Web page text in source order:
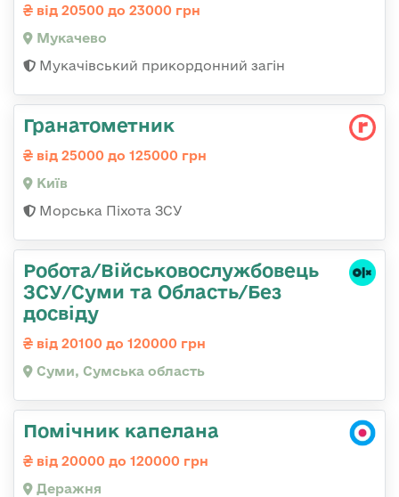
від 20500 до 23000 грн
Мукачево
Мукачівський прикордонний загін
Гранатометник
від 25000 до 125000 грн
Київ
Морська Піхота ЗСУ
Робота/Військовослужбовець
ЗСУ/Суми та Область/Без
досвіду
від 20100 до 120000 грн
Суми, Сумська область
Помічник капелана
від 20000 до 120000 грн
Деражня